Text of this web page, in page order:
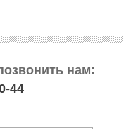
нам:
44